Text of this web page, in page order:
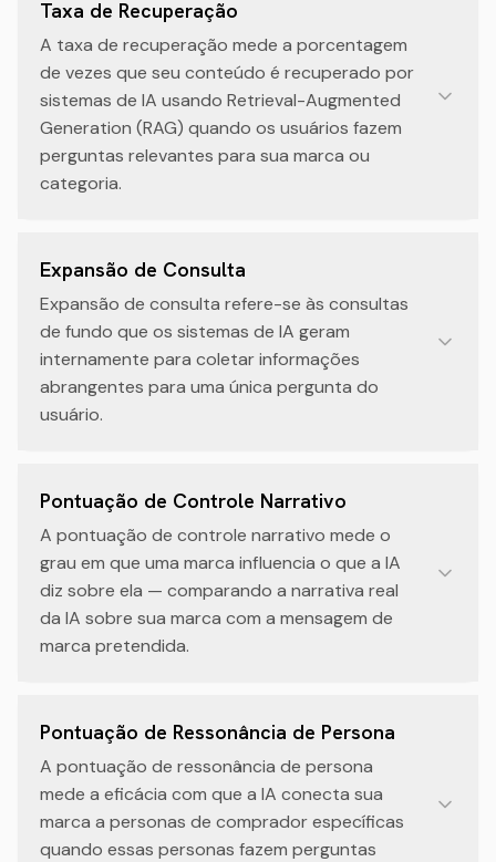
Taxa de Recuperação
A taxa de recuperação mede a porcentagem
de vezes que seu conteúdo é recuperado por
sistemas de IA usando Retrieval-Augmented
Generation (RAG) quando os usuários fazem
perguntas relevantes para sua marca ou
categoria.
Expansão de Consulta
Expansão de consulta refere-se às consultas
de fundo que os sistemas de IA geram
internamente para coletar informações
abrangentes para uma única pergunta do
usuário.
Pontuação de Controle Narrativo
A pontuação de controle narrativo mede o
grau em que uma marca influencia o que a IA
diz sobre ela — comparando a narrativa real
da IA sobre sua marca com a mensagem de
marca pretendida.
Pontuação de Ressonância de Persona
A pontuação de ressonância de persona
mede a eficácia com que a IA conecta sua
marca a personas de comprador específicas
quando essas personas fazem perguntas